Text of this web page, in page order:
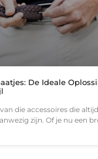
De Ideale
die accessoires die
zijn. Of je nu een